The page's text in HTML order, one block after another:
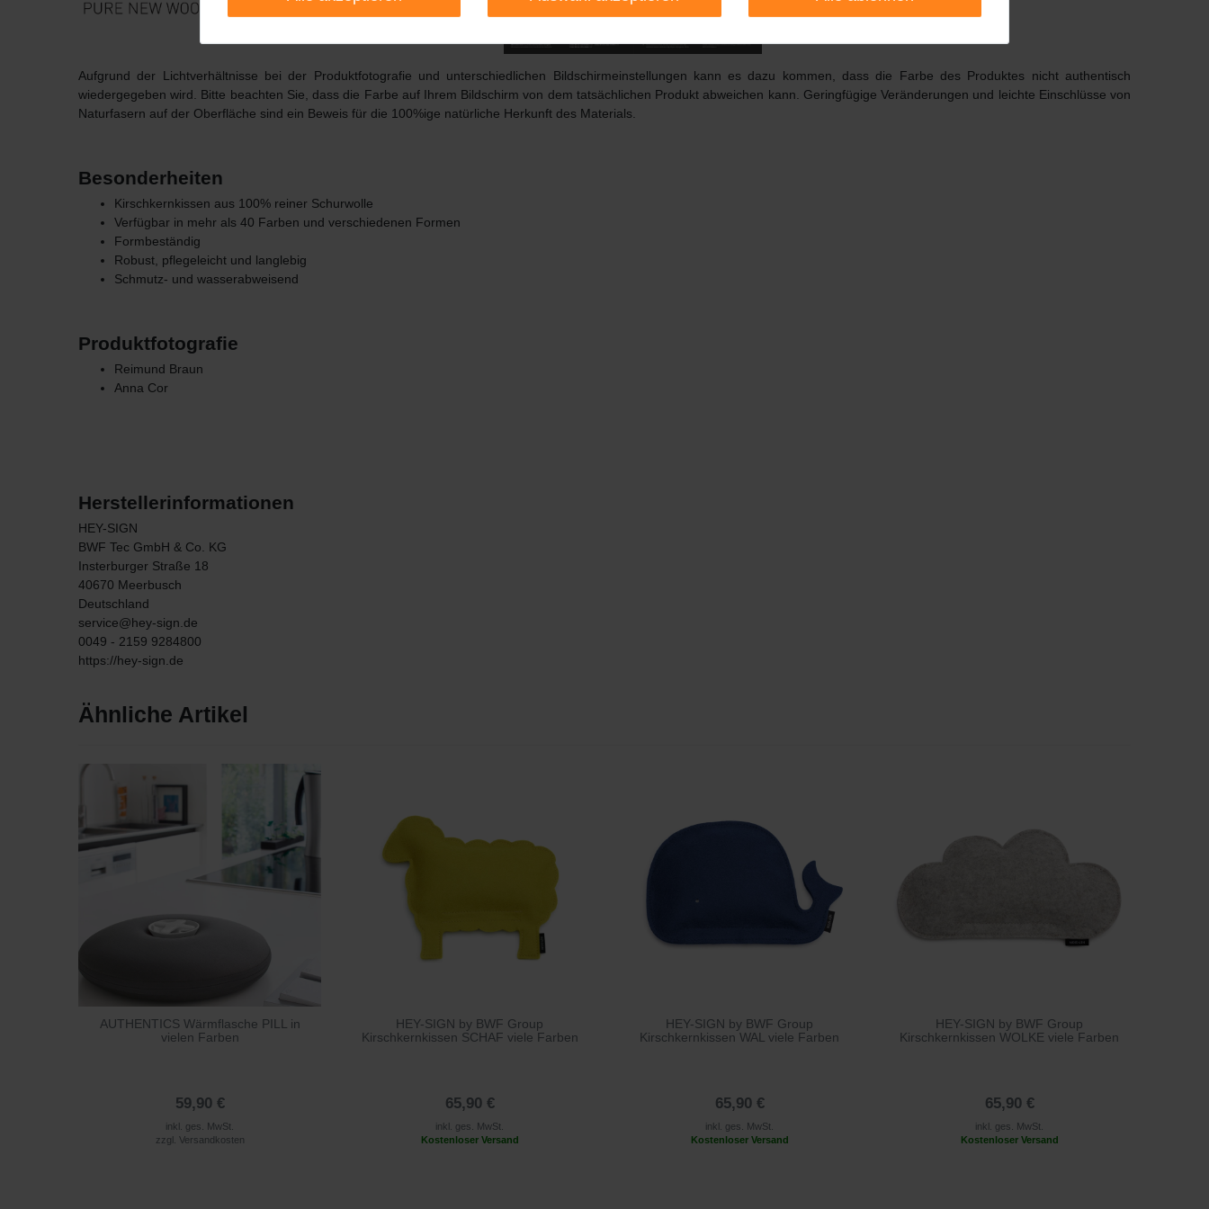
Aufgrund der Lichtverhältnisse bei der Produktfotografie und unterschiedlichen Bildschirmeinstellungen kann es dazu kommen, dass die Farbe des Produktes nicht authentisch
wiedergegeben wird. Bitte beachten Sie, dass die Farbe auf Ihrem Bildschirm von dem tatsächlichen Produkt abweichen kann. Geringfügige Veränderungen und leichte Einschlüsse von
Naturfasern auf der Oberfläche sind ein Beweis für die 100%ige natürliche Herkunft des Materials.
Besonderheiten
Kirschkernkissen aus 100% reiner Schurwolle
Verfügbar in mehr als 40 Farben und verschiedenen Formen
Formbeständig
Robust, pflegeleicht und langlebig
Schmutz- und wasserabweisend
Produktfotografie
Reimund Braun
Anna Cor
Herstellerinformationen
HEY-SIGN
BWF Tec GmbH & Co. KG
Insterburger Straße 18
40670 Meerbusch
Deutschland
service@hey-sign.de
0049 - 2159 9284800
https://hey-sign.de
Ähnliche Artikel
AUTHENTICS Wärmflasche PILL in
vielen Farben
59,90 €
inkl. ges. MwSt.
zzgl. Versandkosten
HEY-SIGN by BWF Group
Kirschkernkissen SCHAF viele Farben
65,90 €
inkl. ges. MwSt.
Kostenloser Versand
HEY-SIGN by BWF Group
Kirschkernkissen WAL viele Farben
65,90 €
inkl. ges. MwSt.
Kostenloser Versand
HEY-SIGN by BWF Group
Kirschkernkissen WOLKE viele Farben
65,90 €
inkl. ges. MwSt.
Kostenloser Versand